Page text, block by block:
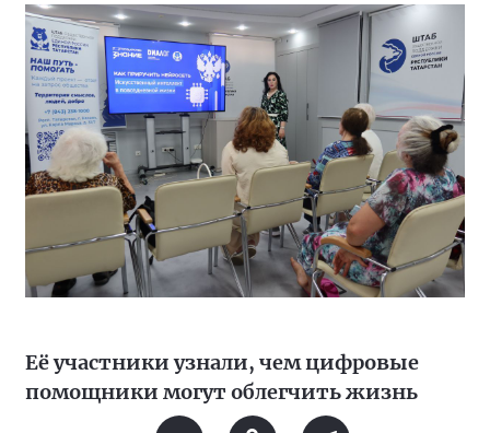
Её участники узнали, чем цифровые
помощники могут облегчить жизнь